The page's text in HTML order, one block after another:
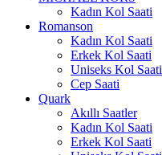
Kadın Kol Saati
Romanson
Kadın Kol Saati
Erkek Kol Saati
Uniseks Kol Saati
Cep Saati
Quark
Akıllı Saatler
Kadın Kol Saati
Erkek Kol Saati